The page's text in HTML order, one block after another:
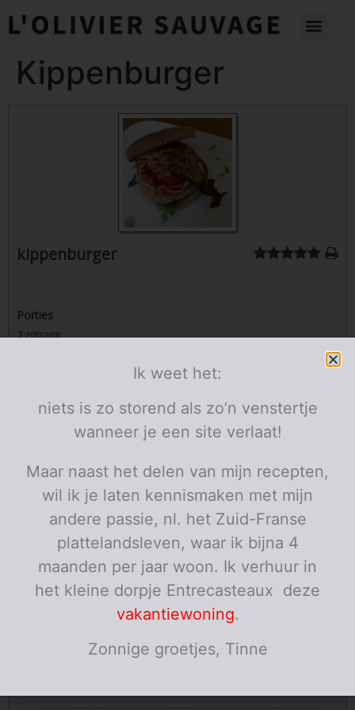
Kippenburger
kippenburger
Porties
2 personen
2 kippenburgers elk ongeveer 125 g
blaadjes sla
schijfjes
komkommer
2 koffielepels
mayonaise
koffielepels
tomatenketchup
eetlepels
gedroogde bicky uitjes
bickybroodjes
olijfolie
Porties:
personen
Ik weet het:
niets is zo storend als zo’n venstertje
wanneer je een site verlaat!
Maar naast het delen van mijn recepten,
wil ik je laten kennismaken met mijn
andere passie, nl. het Zuid-Franse
plattelandsleven, waar ik bijna 4
maanden per jaar woon. Ik verhuur in
het kleine dorpje Entrecasteaux deze
vakantiewoning.
Zonnige groetjes, Tinne